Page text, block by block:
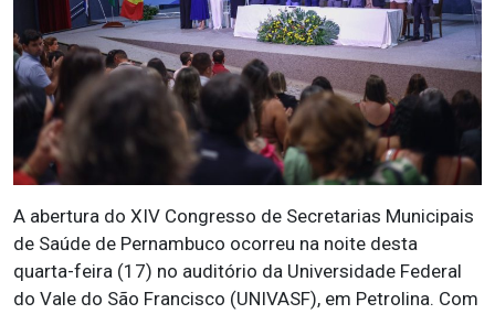
A abertura do XIV Congresso de Secretarias Municipais
de Saúde de Pernambuco ocorreu na noite desta
quarta-feira (17) no auditório da Universidade Federal
do Vale do São Francisco (UNIVASF), em Petrolina. Com